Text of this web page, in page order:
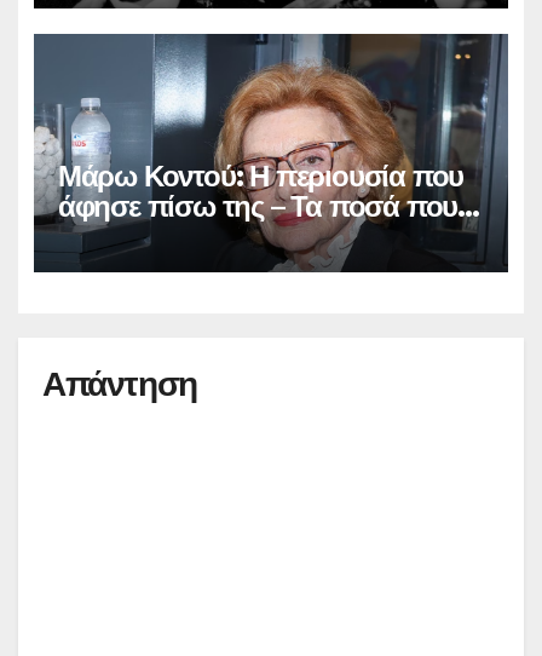
Μάρω Κοντού: Η περιουσία που
άφησε πίσω της – Τα ποσά που
έπαιρνε από τις επαναλήψεις των
ταινιών που έπαιξε
Απάντηση